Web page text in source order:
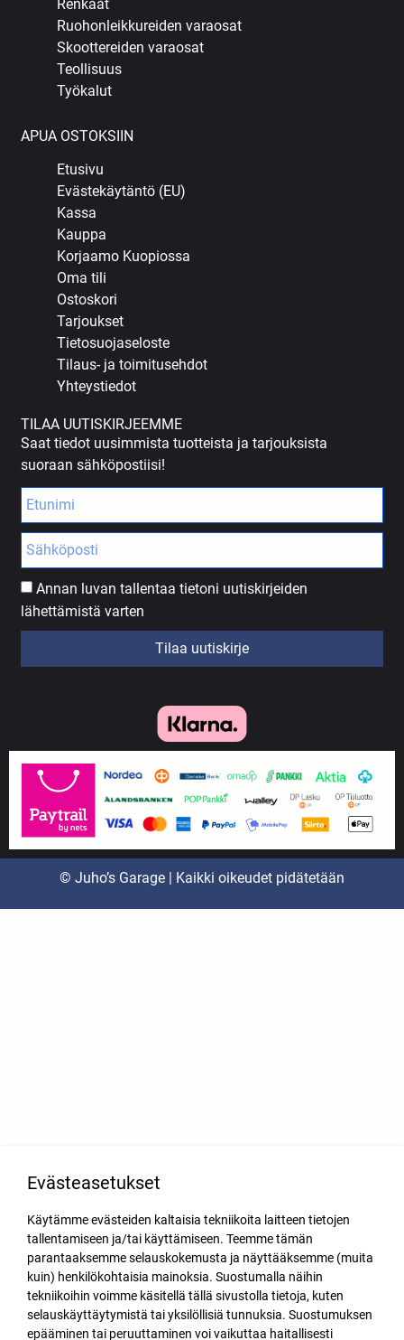
Renkaat
Ruohonleikkureiden varaosat
Skoottereiden varaosat
Teollisuus
Työkalut
APUA OSTOKSIIN
Etusivu
Evästekäytäntö (EU)
Kassa
Kauppa
Korjaamo Kuopiossa
Oma tili
Ostoskori
Tarjoukset
Tietosuojaseloste
Tilaus- ja toimitusehdot
Yhteystiedot
TILAA UUTISKIRJEEMME
Saat tiedot uusimmista tuotteista ja tarjouksista
suoraan sähköpostiisi!
Annan luvan tallentaa tietoni uutiskirjeiden
lähettämistä varten
Tilaa uutiskirje
© Juho’s Garage | Kaikki oikeudet pidätetään
Evästeasetukset
Käytämme evästeiden kaltaisia tekniikoita laitteen tietojen
tallentamiseen ja/tai käyttämiseen. Teemme tämän
parantaaksemme selauskokemusta ja näyttääksemme (muita
kuin) henkilökohtaisia mainoksia. Suostumalla näihin
tekniikoihin voimme käsitellä tällä sivustolla tietoja, kuten
selauskäyttäytymistä tai yksilöllisiä tunnuksia. Suostumuksen
epääminen tai peruuttaminen voi vaikuttaa haitallisesti